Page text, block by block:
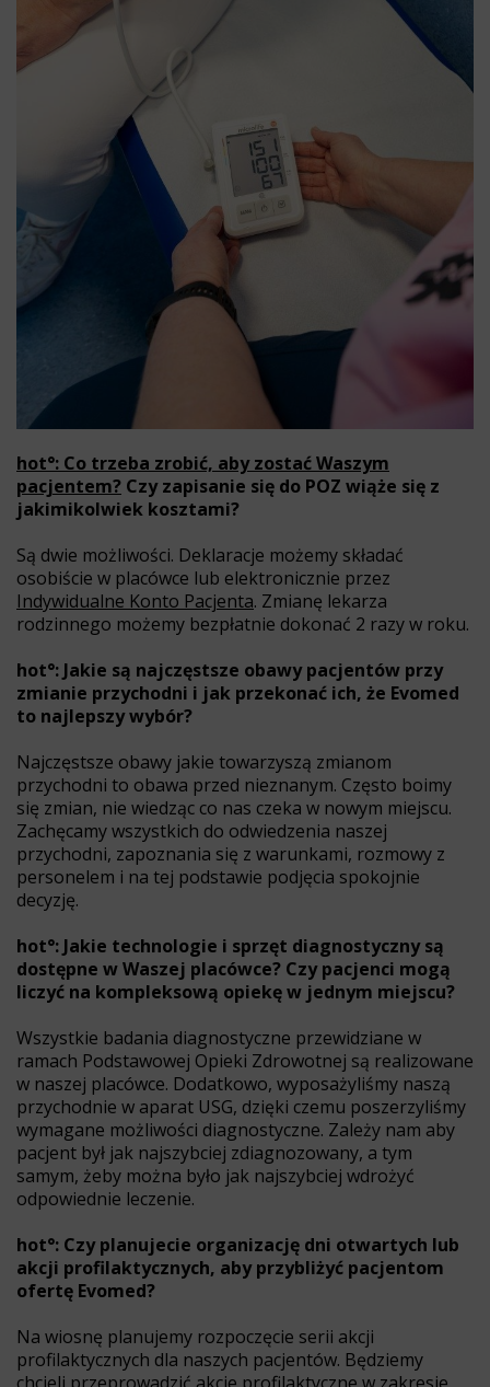
hot°: Co trzeba zrobić, aby zostać Waszym
pacjentem? Czy zapisanie się do POZ wiąże się z
jakimikolwiek kosztami?
Są dwie możliwości. Deklaracje możemy składać
osobiście w placówce lub elektronicznie przez
Indywidualne Konto Pacjenta. Zmianę lekarza
rodzinnego możemy bezpłatnie dokonać 2 razy w roku.
hot°: Jakie są najczęstsze obawy pacjentów przy
zmianie przychodni i jak przekonać ich, że Evomed
to najlepszy wybór?
Najczęstsze obawy jakie towarzyszą zmianom
przychodni to obawa przed nieznanym. Często boimy
się zmian, nie wiedząc co nas czeka w nowym miejscu.
Zachęcamy wszystkich do odwiedzenia naszej
przychodni, zapoznania się z warunkami, rozmowy z
personelem i na tej podstawie podjęcia spokojnie
decyzję.
hot°: Jakie technologie i sprzęt diagnostyczny są
dostępne w Waszej placówce? Czy pacjenci mogą
liczyć na kompleksową opiekę w jednym miejscu?
Wszystkie badania diagnostyczne przewidziane w
ramach Podstawowej Opieki Zdrowotnej są realizowane
w naszej placówce. Dodatkowo, wyposażyliśmy naszą
przychodnie w aparat USG, dzięki czemu poszerzyliśmy
wymagane możliwości diagnostyczne. Zależy nam aby
pacjent był jak najszybciej zdiagnozowany, a tym
samym, żeby można było jak najszybciej wdrożyć
odpowiednie leczenie.
hot°: Czy planujecie organizację dni otwartych lub
akcji profilaktycznych, aby przybliżyć pacjentom
ofertę Evomed?
Na wiosnę planujemy rozpoczęcie serii akcji
profilaktycznych dla naszych pacjentów. Będziemy